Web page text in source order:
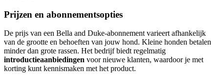
Prijzen en abonnementsopties
De prijs van een Bella and Duke-abonnement varieert afhankelijk
van de grootte en behoeften van jouw hond. Kleine honden betalen
minder dan grote rassen. Het bedrijf biedt regelmatig
introductieaanbiedingen voor nieuwe klanten, waardoor je met
korting kunt kennismaken met het product.